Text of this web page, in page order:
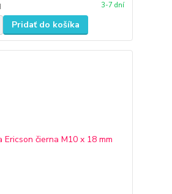
3-7 dní
Pridať do košíka